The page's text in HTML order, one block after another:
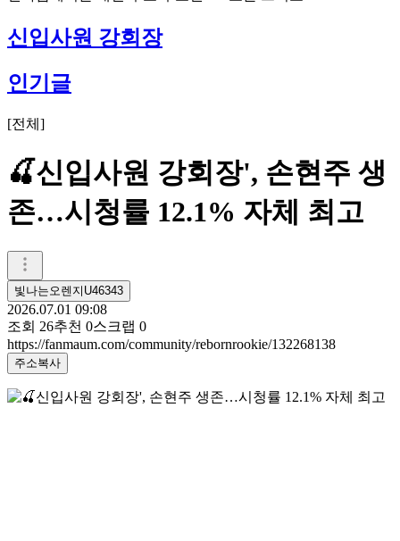
신입사원 강회장
인기글
[전체 ]
🍒신입사원 강회장', 손현주 생
존…시청률 12.1% 자체 최고
빛나는오렌지U46343
2026.07.01 09:08
조회 26추천 0스크랩 0
https://fanmaum.com/community/rebornrookie/132268138
주소복사